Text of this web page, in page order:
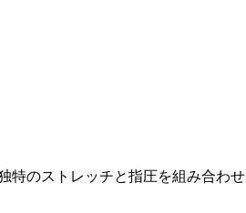
のストレッチと指圧を組み合わ